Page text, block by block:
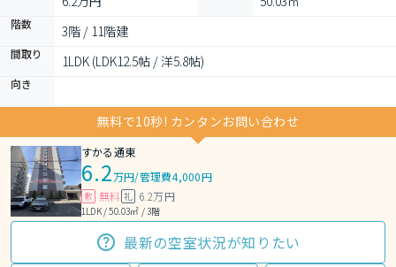
階数 3階 / 11階建
間取り 1LDK (LDK12.5帖 / 洋5.8帖)
向き
無料で10秒! カンタンお問い合わせ
すかる通東
6.2万円/管理費4,000円
敷 無料 礼 6.2万円
1LDK / 50.03㎡ / 3階
最新の空室状況が知りたい